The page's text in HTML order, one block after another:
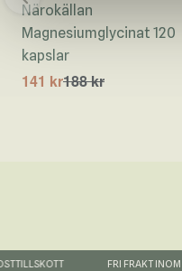
Närokällan
Magnesiumglycinat 120
kapslar
141 kr188 kr
FRI FRAKT INOM